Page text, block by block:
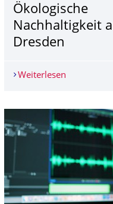
Bienen- und
Ökologische
Nachhaltigkeit
Dresden
Weiterlesen Das